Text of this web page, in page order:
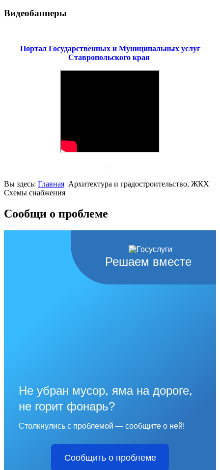
Видеобаннеры
Портал Государственных и Муниципальных услуг
Ставропольского края
Вы здесь: Главная Архитектура и градостроительство, ЖКХ
Схемы снабжения
Сообщи о проблеме
Решаем вместе
Не убран мусор, яма на дороге,
не горит фонарь?
Столкнулись с проблемой — сообщите о ней!
Сообщить о проблеме